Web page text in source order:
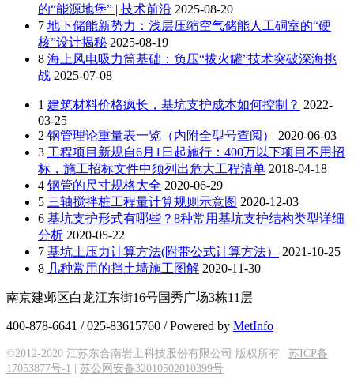
的“能源地堡” | 技术前沿 2025-08-20
7 地下储能新势力：浅层压缩空气储能人工硐室的“硬
核”设计揭秘 2025-08-19
8 海上风电吸力筒基础：负压“拔火罐”技术突破深海挑
战 2025-07-08
1 建筑材料价格疯长，基坑支护成本如何控制？ 2022-
03-25
2 钢管理论重量表一览（内附全型号查阅）
2020-06-03
3 工程项目新规自6月1日起施行：400万以下项目不用招
标，施工招标文件中须列出危大工程清单 2018-04-18
4 钢管的尺寸规格大全 2020-06-29
5 三轴搅拌桩工程量计算规则示意图 2020-12-03
6 基坑支护形式有哪些？8种常用基坑支护结构类型详细
分析 2020-05-22
7 基坑土压力计算方法(附带公式计算方法）
2021-10-25
8 几种常用的挡土墙施工图解 2020-11-30
南京建邺区白龙江东街16号国秀广场3栋11层
400-878-6641 / 025-83615760 / Powered by MetInfo
©2012-2020 江苏东合南岩土科技股份有限公司 版权所有 | 苏ICP备
17053877号-1
苏公网安备32010502010399号